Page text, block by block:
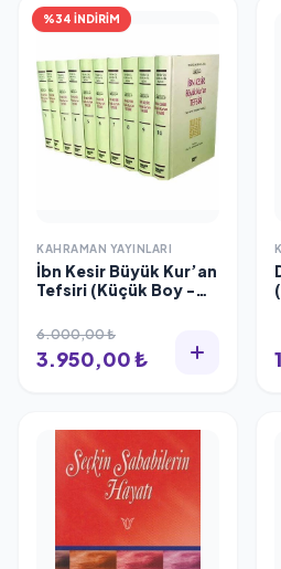
%34 İNDİRİM
KAHRAMAN YAYINLARI
İbn Kesir Büyük Kur’an
Tefsiri (Küçük Boy -
6.000,00 ₺
3.950,00 ₺